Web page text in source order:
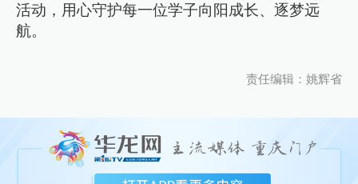
活动，用心守护每一位学子向阳成长、逐梦远
航。
责任编辑：姚辉省